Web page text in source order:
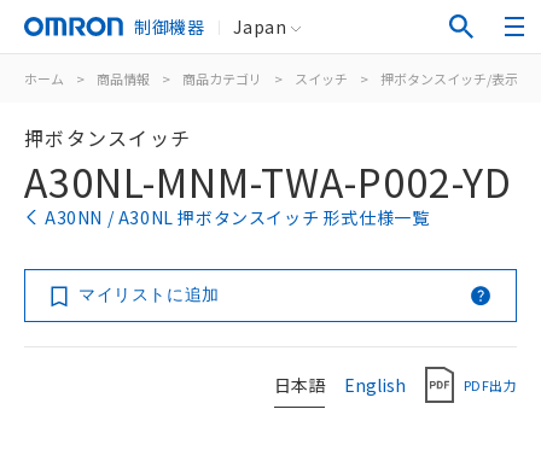
制御機器 Japan
ホーム > 商品情報 > 商品カテゴリ > スイッチ > 押ボタンスイッチ/表示灯
押ボタンスイッチ
A30NL-MNM-TWA-P002-YD
A30NN / A30NL 押ボタンスイッチ 形式仕様一覧
マイリストに追加
日本語 English PDF出力